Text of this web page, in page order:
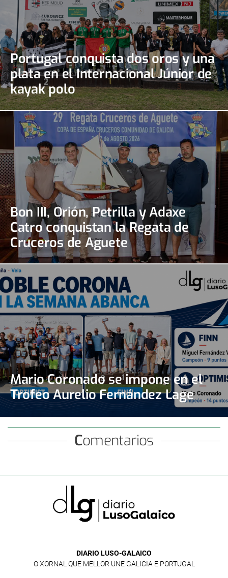
Portugal conquista dos oros y una
plata en el Internacional Júnior de
kayak polo
Bon III, Orión, Petrilla y Adaxe
Catro conquistan la Regata de
Cruceros de Aguete
Mario Coronado se impone en el
Trofeo Aurelio Fernández Lage
Comentarios
DIARIO LUSO-GALAICO
O XORNAL QUE MELLOR UNE GALICIA E PORTUGAL